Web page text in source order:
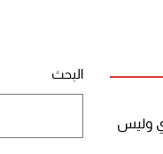
وليس
البحث